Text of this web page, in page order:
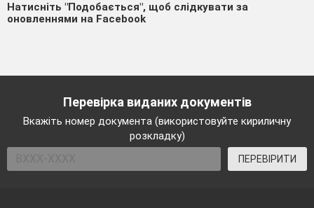
Натисніть "Подобається", щоб слідкувати за
оновленнями на Facebook
Перевірка виданих документів
Вкажіть номер документа (використовуйте кириличну
розкладку)
ПЕРЕВІРИТИ